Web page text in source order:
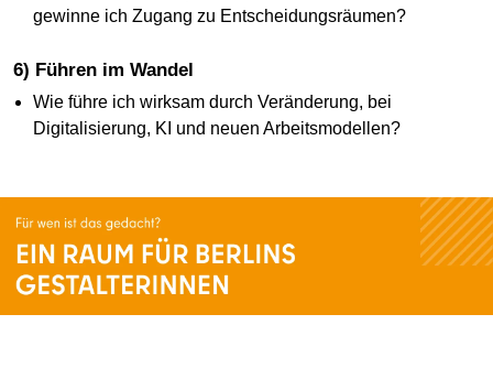
gewinne ich Zugang zu Entscheidungsräumen?
6) Führen im Wandel
Wie führe ich wirksam durch Veränderung, bei
Digitalisierung, KI und neuen Arbeitsmodellen?